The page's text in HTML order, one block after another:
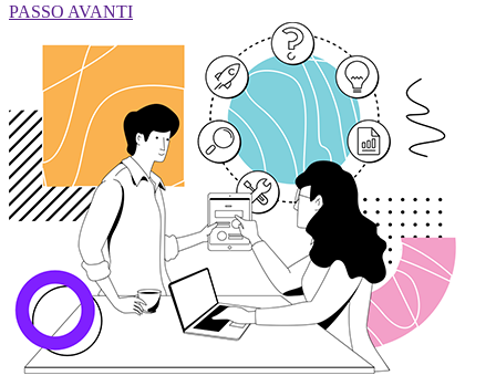
PASSO AVANTI